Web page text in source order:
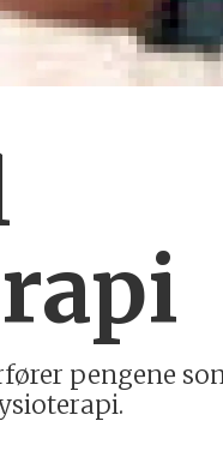
pen­ge­ne